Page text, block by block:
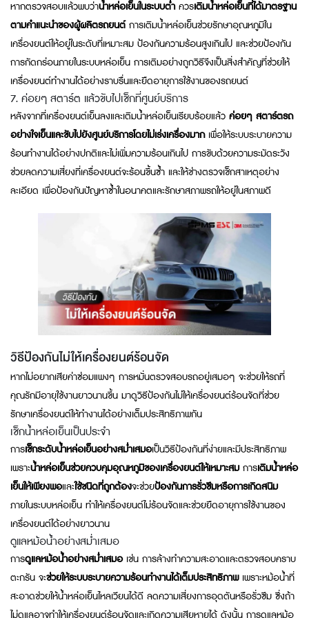
หากตรวจสอบแล้วพบว่าน้ำหล่อเย็นในระบบต่ำควรเติมน้ำหล่อเย็นที่ได้มาตรฐาน
ตามคำแนะนำของผู้ผลิตรถยนต์การเติมน้ำหล่อเย็นช่วยรักษาอุณหภูมิใน
เครื่องยนต์ให้อยู่ในระดับที่เหมาะสม ป้องกันความร้อนสูงเกินไป และช่วยป้องกัน
การกัดกร่อนภายในระบบหล่อเย็น การเติมอย่างถูกวิธีจึงเป็นสิ่งสำคัญที่ช่วยให้
เครื่องยนต์ทำงานได้อย่างราบรื่นและยืดอายุการใช้งานของรถยนต์
7. ค่อยๆ สตาร์ต แล้วขับไปเช็กที่ศูนย์บริการ
หลังจากที่เครื่องยนต์เย็นลงและเติมน้ำหล่อเย็นเรียบร้อยแล้ว ค่อยๆ สตาร์ตรถ
อย่างใจเย็นและขับไปยังศูนย์บริการโดยไม่เร่งเครื่องมากเพื่อให้ระบบระบายความ
ร้อนทำงานได้อย่างปกติและไม่เพิ่มความร้อนเกินไป การขับด้วยความระมัดระวัง
ช่วยลดความเสี่ยงที่เครื่องยนต์จะร้อนขึ้นซ้ำ และให้ช่างตรวจเช็กสาเหตุอย่าง
ละเอียด เพื่อป้องกันปัญหาซ้ำในอนาคตและรักษาสภาพรถให้อยู่ในสภาพดี
วิธีป้องกันไม่ให้เครื่องยนต์ร้อนจัด
หากไม่อยากเสียค่าซ่อมแพงๆ การหมั่นตรวจสอบรถอยู่เสมอๆ จะช่วยให้รถที่
คุณรักมีอายุใช้งานยาวนานขึ้น มาดูวิธีป้องกันไม่ให้เครื่องยนต์ร้อนจัดที่ช่วย
รักษาเครื่องยนต์ให้ทำงานได้อย่างเต็มประสิทธิภาพกัน
เช็กน้ำหล่อเย็นเป็นประจำ
การเช็กระดับน้ำหล่อเย็นอย่างสม่ำเสมอเป็นวิธีป้องกันที่ง่ายและมีประสิทธิภาพ
เพราะน้ำหล่อเย็นช่วยควบคุมอุณหภูมิของเครื่องยนต์ให้เหมาะสมการเติมน้ำหล่อ
เย็นให้เพียงพอและใช้ชนิดที่ถูกต้องจะช่วยป้องกันการรั่วซึมหรือการเกิดสนิม
ภายในระบบหล่อเย็น ทำให้เครื่องยนต์ไม่ร้อนจัดและช่วยยืดอายุการใช้งานของ
เครื่องยนต์ได้อย่างยาวนาน
ดูแลหม้อน้ำอย่างสม่ำเสมอ
การดูแลหม้อน้ำอย่างสม่ำเสมอเช่น การล้างทำความสะอาดและตรวจสอบคราบ
ตะกรัน จะช่วยให้ระบบระบายความร้อนทำงานได้เต็มประสิทธิภาพเพราะหม้อน้ำที่
สะอาดช่วยให้น้ำหล่อเย็นไหลเวียนได้ดี ลดความเสี่ยงการอุดตันหรือรั่วซึม ซึ่งถ้า
ไม่ดูแลอาจทำให้เครื่องยนต์ร้อนจัดและเกิดความเสียหายได้ ดังนั้น การดูแลหม้อ